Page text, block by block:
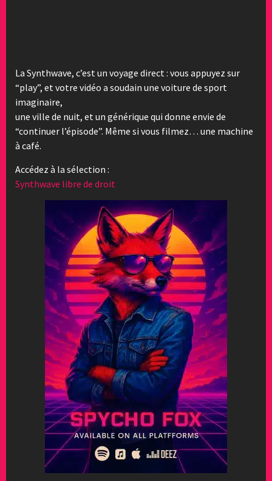
La Synthwave, c’est un voyage direct : vous appuyez sur
“play”, et votre vidéo a soudain une voiture de sport
imaginaire,
une ville de nuit, et un générique qui donne envie de
“continuer l’épisode”. Même si vous filmez… une machine
à café.
Accédez à la sélection :
Synthwave libre de droit